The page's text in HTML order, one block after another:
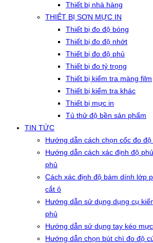
Thiết bị nhà hàng
THIẾT BỊ SƠN MỰC IN
Thiết bị đo độ bóng
Thiết bị đo độ nhớt
Thiết bị đo độ phủ
Thiết bị đo tỷ trọng
Thiết bị kiểm tra màng film
Thiết bị kiểm tra khác
Thiết bị mực in
Tủ thử độ bền sản phẩm
TIN TỨC
Hướng dẫn cách chọn cốc đo
Hướng dẫn cách xác định độ
phủ
Cách xác định độ bám dính lớp
cắt ô
Hướng dẫn sử dụng dụng cụ
phủ
Hướng dẫn sử dụng tay kéo
Hướng dẫn chọn bút chì đo độ